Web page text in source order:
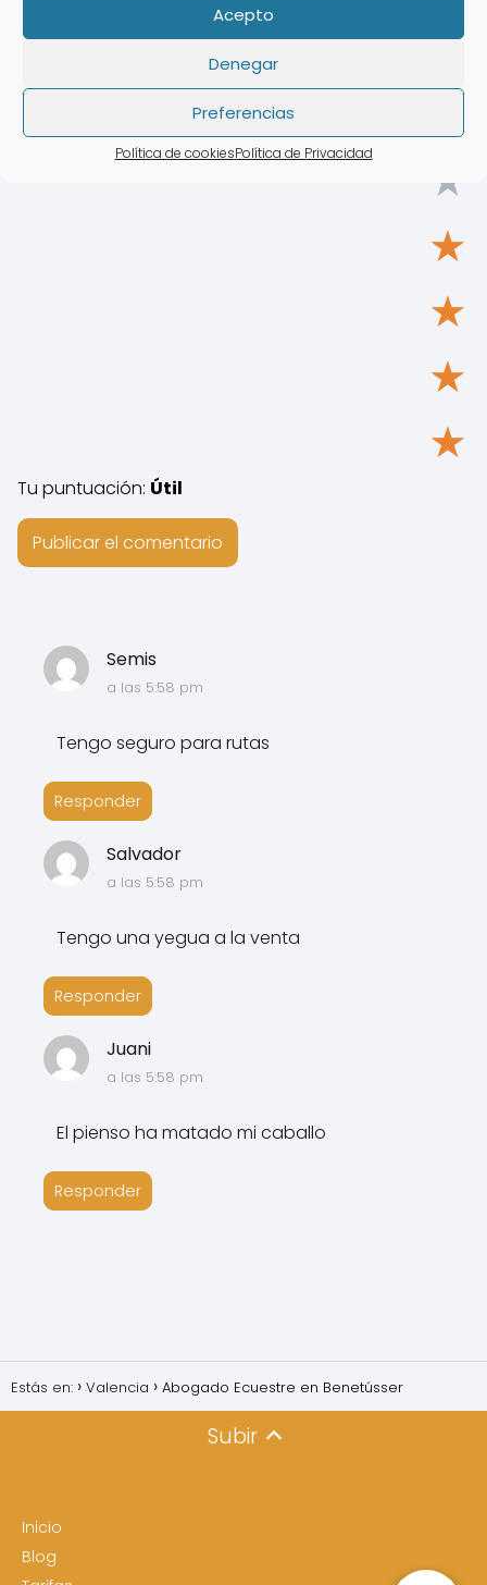
Acepto
Denegar
Preferencias
Política de cookiesPolítica de Privacidad
Semis
a las 5:58 pm
Tengo seguro para rutas
Responder
Salvador
a las 5:58 pm
Tengo una yegua a la venta
Responder
Juani
a las 5:58 pm
El pienso ha matado mi caballo
Responder
★
★
★
★
★
Tu puntuación: Útil
Estás en: Valencia Abogado Ecuestre en Benetússer
Subir
Inicio
Blog